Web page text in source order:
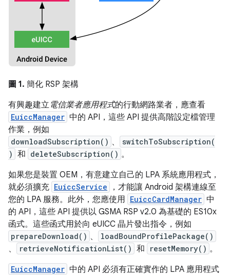
圖 1. 簡化 RSP 架構
有興趣建立電信業者應用程式的行動網路業者，應查看
EuiccManager 中的 API，這些 API 提供高階設定檔管理
作業，例如
downloadSubscription() 、
switchToSubscription(
) 和 deleteSubscription() 。
如果您是裝置 OEM，有意建立自己的 LPA 系統應用程式，
就必須擴充 EuiccService
，才能讓 Android 架構連線至
您的 LPA 服務。此外，您應使用 EuiccCardManager 中
的 API，這些 API 提供以 GSMA RSP v2.0 為基礎的 ES10x
函式。這些函式用於向 eUICC 晶片發出指令，例如
prepareDownload() 、 loadBoundProfilePackage()
、 retrieveNotificationList() 和 resetMemory() 。
EuiccManager 中的 API 必須有正確實作的 LPA 應用程式